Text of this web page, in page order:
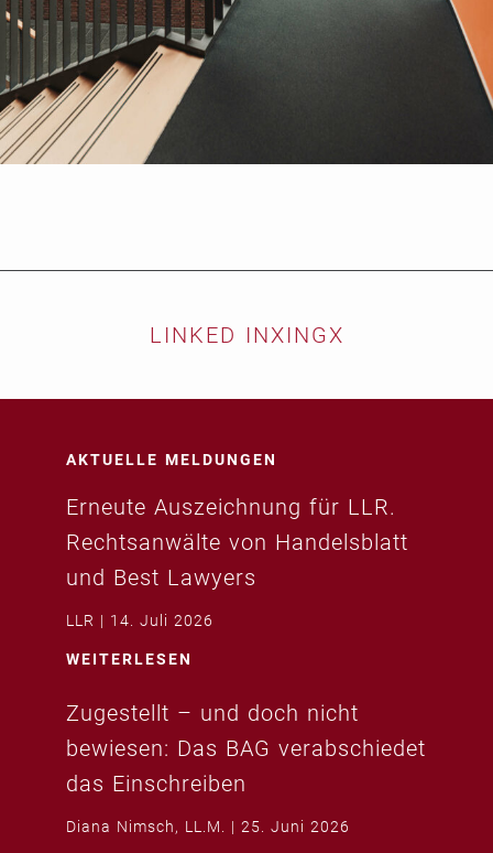
LINKED INXINGX
AKTUELLE MELDUNGEN
Erneute Auszeichnung für LLR.
Rechtsanwälte von Handelsblatt
und Best Lawyers
LLR 14. Juli 2026
WEITERLESEN
Zugestellt – und doch nicht
bewiesen: Das BAG verabschiedet
das Einschreiben
Diana Nimsch, LL.M. 25. Juni 2026